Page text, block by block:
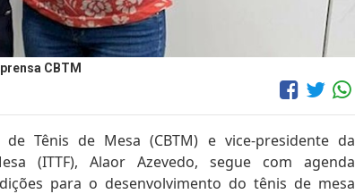
CBTM
Tênis de Mesa (CBTM) e vice-presidente da
(ITTF), Alaor Azevedo, segue com agenda
para o desenvolvimento do tênis de mesa